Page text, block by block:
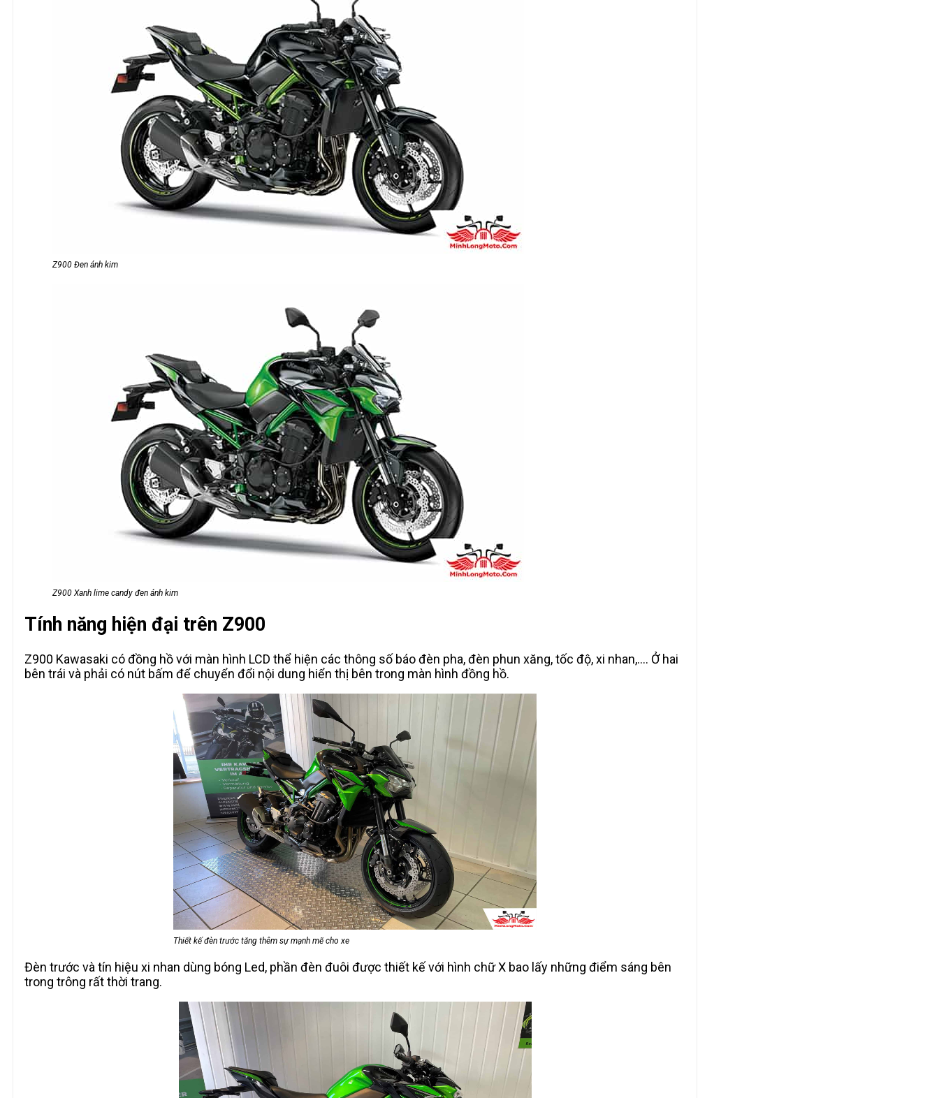
Z900 Đen ánh kim
Z900 Xanh lime candy đen ánh kim
Tính năng hiện đại trên Z900
Z900 Kawasaki có đồng hồ với màn hình LCD thể hiện các thông số báo đèn pha, đèn phun xăng, tốc độ, xi nhan,…. Ở hai
bên trái và phải có nút bấm để chuyển đổi nội dung hiển thị bên trong màn hình đồng hồ.
Thiết kế đèn trước tăng thêm sự mạnh mẽ cho xe
Đèn trước và tín hiệu xi nhan dùng bóng Led, phần đèn đuôi được thiết kế với hình chữ X bao lấy những điểm sáng bên
trong trông rất thời trang.